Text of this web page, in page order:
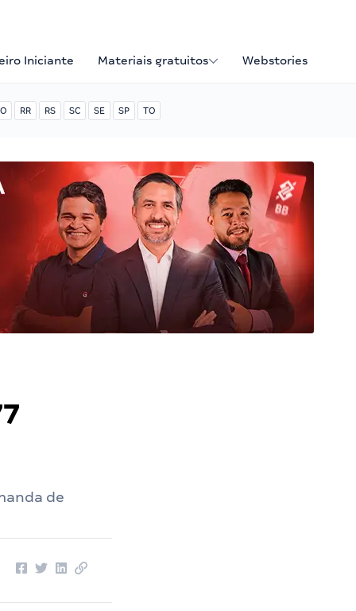
Iniciante Materiais gratuitos Webstories
RR RS SC SE SP TO
de